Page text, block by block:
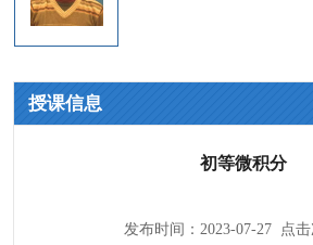
授课信息
初等微积分
发布时间：2023-07-27 点击